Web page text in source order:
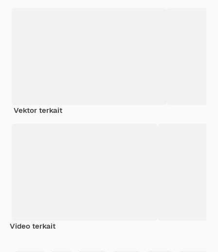
Vektor terkait
Video terkait